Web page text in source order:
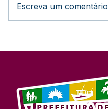
Escreva um comentário